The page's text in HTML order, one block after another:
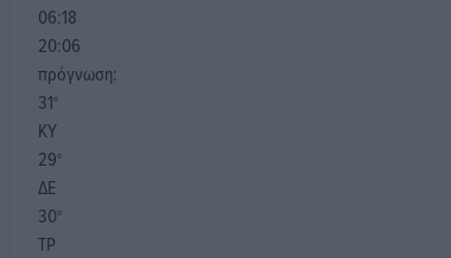
06:18
20:06
πρόγνωση:
31°
ΚΥ
29°
ΔΕ
30°
ΤΡ